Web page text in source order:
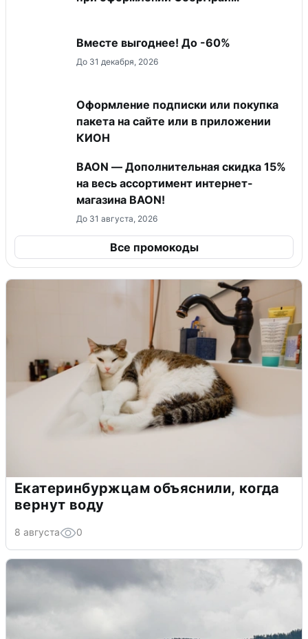
Вместе выгоднее! До -60%
До 31 декабря, 2026
Оформление подписки или покупка
пакета на сайте или в приложении
КИОН
BAON — Дополнительная скидка 15%
на весь ассортимент интернет-
магазина BAON!
До 31 августа, 2026
Все промокоды
Екатеринбуржцам объяснили, когда
вернут воду
8 августа 0